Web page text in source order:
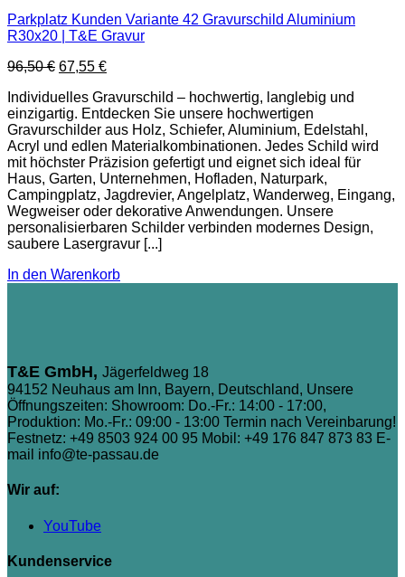
Parkplatz Kunden Variante 42 Gravurschild Aluminium
R30x20 | T&E Gravur
96,50€ Ursprünglicher
war:
96,50 €
67,55 €Aktueller
ist:
67,55 €.
Individuelles Gravurschild – hochwertig, langlebig und
einzigartig. Entdecken Sie unsere hochwertigen
Gravurschilder aus Holz, Schiefer, Aluminium, Edelstahl,
Acryl und edlen Materialkombinationen. Jedes Schild wird
mit höchster Präzision gefertigt und eignet sich ideal für
Haus, Garten, Unternehmen, Hofladen, Naturpark,
Campingplatz, Jagdrevier, Angelplatz, Wanderweg, Eingang,
Wegweiser oder dekorative Anwendungen. Unsere
personalisierbaren Schilder verbinden modernes Design,
saubere Lasergravur [...]
In den Warenkorb
T&E GmbH, Jägerfeldweg 18
94152 Neuhaus am Inn, Bayern, Deutschland, Unsere
Öffnungszeiten: Showroom: Do.-Fr.: 14:00 - 17:00,
Produktion: Mo.-Fr.: 09:00 - 13:00 Termin nach Vereinbarung!
Festnetz: +49 8503 924 00 95 Mobil: +49 176 847 873 83 E-
mail info@te-passau.de
Wir auf:
YouTube
Kundenservice